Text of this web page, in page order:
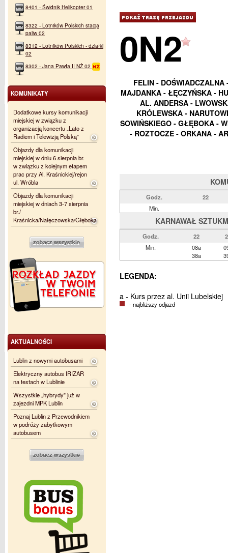
0N2
FELIN -
MAJDANKA - ŁĘCZYŃSKA -
AL. ANDERSA -
KRÓLEWSKA -
SOWIŃSKIEGO - GŁĘBOKA -
- ROZTOCZE - ORKANA -
Godz.
22
Min.
KARNAWAŁ
Godz. 22
Min.
08a
38a
LEGENDA:
a - Kurs przez al. Unii Lubelskiej
- najbliższy odjazd
8401 - Świdnik Helikopter 01
8322 - Lotników Polskich stacja
paliw 02
8312 - Lotników Polskich - działki
02
8302 - Jana Pawła II NŻ 02
KOMUNIKATY
Dodatkowe kursy komunikacji
miejskiej w związku z
organizacją koncertu „Lato z
Radiem i Telewizją Polską”
Objazdy dla komunikacji
miejskiej w dniu 6 sierpnia br.
w związku z kolejnym etapem
prac przy Al. Kraśnickiej/rejon
ul. Wróbla
Objazdy dla komunikacji
miejskiej w dniach 3-7 sierpnia
br./
Kraśnicka/Nałęczowska/Głęboka
AKTUALNOŚCI
Lublin z nowymi autobusami
Elektryczny autobus IRIZAR
na testach w Lublinie
Wszystkie „hybrydy” już w
zajezdni MPK Lublin
Poznaj Lublin z Przewodnikiem
w podróży zabytkowym
autobusem